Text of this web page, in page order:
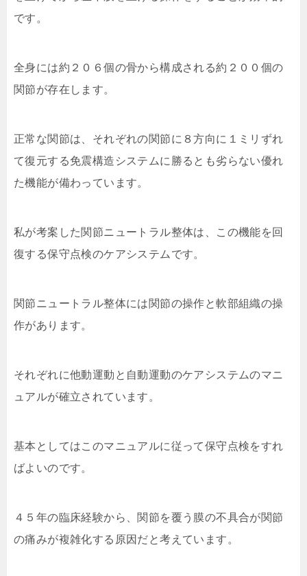
です。
全身には約２０６個の骨から構成される約２００個の
関節が存在します。
正常な関節は、それぞれの関節に８方向に１ミリずれ
て復元する免震構造システムに勝るとも劣らない優れ
た機能が備わっています。
私が考案した関節ニュートラル整体は、この機能を回
復する保守点検のケアシステムです。
関節ニュートラル整体には関節の操作と軟部組織の操
作があります。
それぞれに他動運動と自動運動のケアシステムのマニ
ュアルが確立されています。
基本としてはこのマニュアルに従って保守点検をすれ
ばよいのです。
４５年の臨床経験から、関節を覆う膜の不具合が関節
の痛みが複雑化する原因だと考えています。